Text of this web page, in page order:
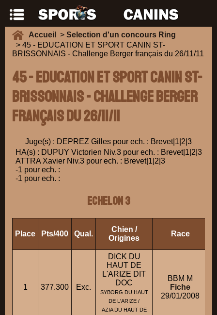
Accueil > Selection d'un concours Ring
> 45 - EDUCATION ET SPORT CANIN ST-
BRISSONNAIS - Challenge Berger français du 26/11/11
45 - EDUCATION ET SPORT CANIN ST-
BRISSONNAIS - Challenge Berger
français du 26/11/11
Juge(s) : DEPREZ Gilles pour ech. : Brevet|1|2|3
HA(s) : DUPUY Victorien Niv.3 pour ech. : Brevet|1|2|3
ATTRA Xavier Niv.3 pour ech. : Brevet|1|2|3
-1 pour ech. :
-1 pour ech. :
ECHELON 3
Place Pts/400 Qual.
Chien /
Origines
Race
1 377.300 Exc.
DICK DU
HAUT DE
L'ARIZE DIT
DOC
SYBORG DU HAUT
DE L'ARIZE /
AZIA DU HAUT DE
BBM M
Fiche
29/01/2008